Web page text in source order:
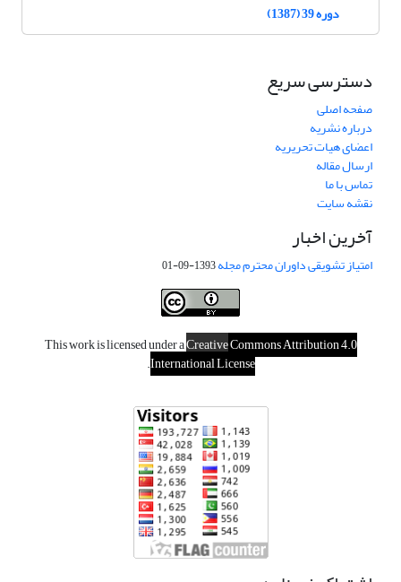
دوره 39 (1387)
دسترسی سریع
صفحه اصلی
درباره نشریه
اعضای هیات تحریریه
ارسال مقاله
تماس با ما
نقشه سایت
آخرین اخبار
امتیاز تشویقی داوران محترم مجله1393-09-01
This work is licensed under aCreativeCommons Attribution 4.0
International License
.